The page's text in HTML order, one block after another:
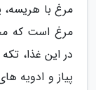
مرغ با
مرغ است که
در این غذا،
پیاز و ادویه